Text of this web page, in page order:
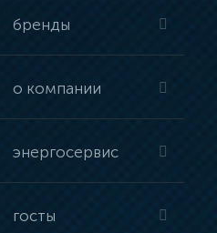
бренды
о компании
энергосервис
госты